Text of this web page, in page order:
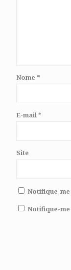
Nome *
E-mail*
Site
Notifique-
Notifique-